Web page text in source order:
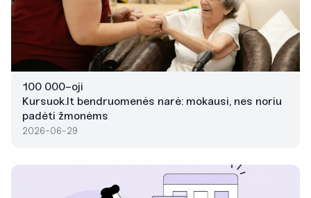
100 000-oji
Kursuok.lt bendruomenės narė: mokausi, nes noriu
padėti žmonėms
2026-06-29